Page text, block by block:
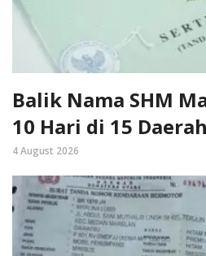
Balik Nama SHM
10 Hari di 15
4 August 2026